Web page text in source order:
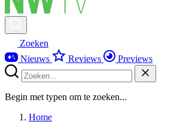
Zoeken
Nieuws
Reviews Previews
Begin met typen om te zoeken...
Home